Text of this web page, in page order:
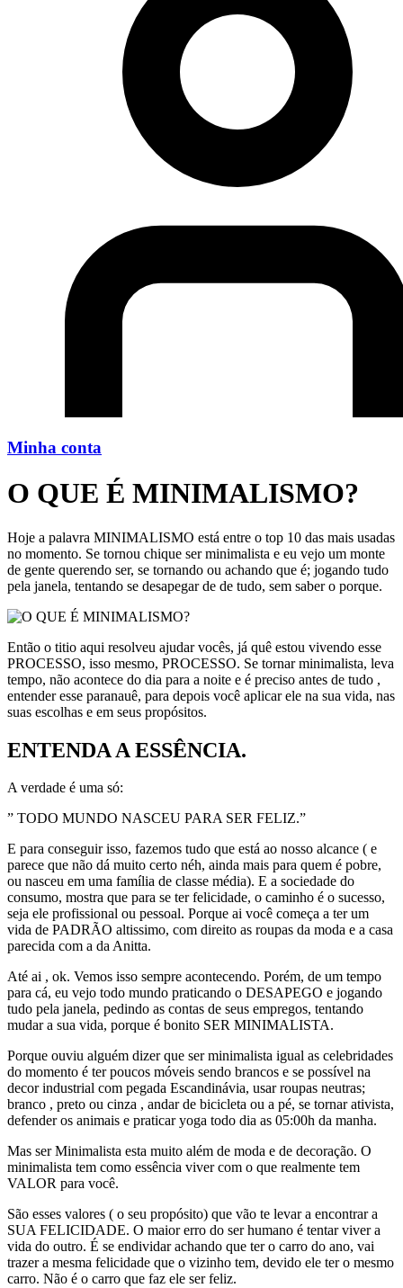
Minha conta
O QUE É MINIMALISMO?
Hoje a palavra MINIMALISMO está entre o top 10 das mais usadas
no momento. Se tornou chique ser minimalista e eu vejo um monte
de gente querendo ser, se tornando ou achando que é; jogando tudo
pela janela, tentando se desapegar de de tudo, sem saber o porque.
Então o titio aqui resolveu ajudar vocês, já quê estou vivendo esse
PROCESSO, isso mesmo, PROCESSO. Se tornar minimalista, leva
tempo, não acontece do dia para a noite e é preciso antes de tudo ,
entender esse paranauê, para depois você aplicar ele na sua vida, nas
suas escolhas e em seus propósitos.
ENTENDA A ESSÊNCIA.
A verdade é uma só:
” TODO MUNDO NASCEU PARA SER FELIZ.”
E para conseguir isso, fazemos tudo que está ao nosso alcance ( e
parece que não dá muito certo néh, ainda mais para quem é pobre,
ou nasceu em uma família de classe média). E a sociedade do
consumo, mostra que para se ter felicidade, o caminho é o sucesso,
seja ele profissional ou pessoal. Porque ai você começa a ter um
vida de PADRÃO altissimo, com direito as roupas da moda e a casa
parecida com a da Anitta.
Até ai , ok. Vemos isso sempre acontecendo. Porém, de um tempo
para cá, eu vejo todo mundo praticando o DESAPEGO e jogando
tudo pela janela, pedindo as contas de seus empregos, tentando
mudar a sua vida, porque é bonito SER MINIMALISTA.
Porque ouviu alguém dizer que ser minimalista igual as celebridades
do momento é ter poucos móveis sendo brancos e se possível na
decor industrial com pegada Escandinávia, usar roupas neutras;
branco , preto ou cinza , andar de bicicleta ou a pé, se tornar ativista,
defender os animais e praticar yoga todo dia as 05:00h da manha.
Mas ser Minimalista esta muito além de moda e de decoração. O
minimalista tem como essência viver com o que realmente tem
VALOR para você.
São esses valores ( o seu propósito) que vão te levar a encontrar a
SUA FELICIDADE. O maior erro do ser humano é tentar viver a
vida do outro. É se endividar achando que ter o carro do ano, vai
trazer a mesma felicidade que o vizinho tem, devido ele ter o mesmo
carro. Não é o carro que faz ele ser feliz.